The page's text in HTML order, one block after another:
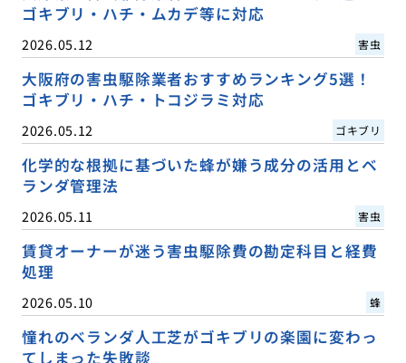
ゴキブリ・ハチ・ムカデ等に対応
2026.05.12 害虫
大阪府の害虫駆除業者おすすめランキング5選！
ゴキブリ・ハチ・トコジラミ対応
2026.05.12 ゴキブリ
化学的な根拠に基づいた蜂が嫌う成分の活用とベ
ランダ管理法
2026.05.11 害虫
賃貸オーナーが迷う害虫駆除費の勘定科目と経費
処理
2026.05.10 蜂
憧れのベランダ人工芝がゴキブリの楽園に変わっ
てしまった失敗談